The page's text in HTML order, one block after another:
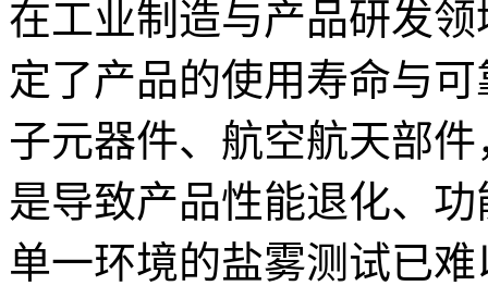
在工业制造与产品研发
定了产品的使用寿命与
子元器件、航空航天部
是导致产品性能退化、
单一环境的盐雾测试已